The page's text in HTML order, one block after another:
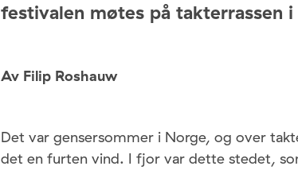
festivalen møtes på takterrassen
Av Filip Roshauw
Det var gensersommer i Norge, og over
det en furten vind. I fjor var dette stedet,